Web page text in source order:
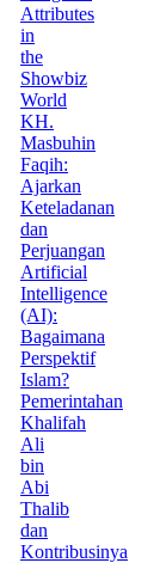
Attributes
in
the
Showbiz
World
KH.
Masbuhin
Faqih:
Ajarkan
Keteladanan
dan
Perjuangan
Artificial
Intelligence
(AI):
Bagaimana
Perspektif
Islam?
Pemerintahan
Khalifah
Ali
bin
Abi
Thalib
dan
Kontribusinya